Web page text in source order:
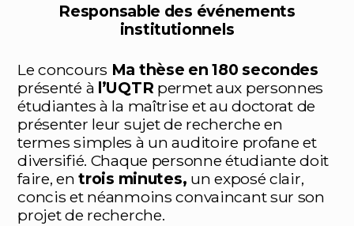
Responsable des événements
institutionnels
Le concours Ma thèse en 180 secondes
présenté à l’UQTR permet aux personnes
étudiantes à la maîtrise et au doctorat de
présenter leur sujet de recherche en
termes simples à un auditoire profane et
diversifié. Chaque personne étudiante doit
faire, entrois minutes, un exposé clair,
concis et néanmoins convaincant sur son
projet de recherche.